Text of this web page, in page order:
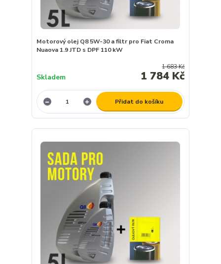
Motorový olej Q8 5W-30 a filtr pro Fiat Croma
Nuaova 1.9 JTD s DPF 110 kW
1 683 Kč
1 784 Kč
Skladem
Přidat do košíku